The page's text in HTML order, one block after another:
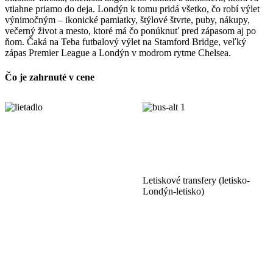
vtiahne priamo do deja. Londýn k tomu pridá všetko, čo robí výlet
výnimočným – ikonické pamiatky, štýlové štvrte, puby, nákupy,
večerný život a mesto, ktoré má čo ponúknuť pred zápasom aj po
ňom. Čaká na Teba futbalový výlet na Stamford Bridge, veľký
zápas Premier League a Londýn v modrom rytme Chelsea.
Čo je zahrnuté v cene
Letiskové transfery (letisko-
Londýn-letisko)